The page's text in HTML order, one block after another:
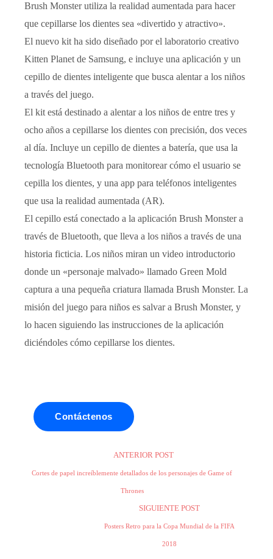
Brush Monster utiliza la realidad aumentada para hacer
que cepillarse los dientes sea «divertido y atractivo».
El nuevo kit ha sido diseñado por el laboratorio creativo
Kitten Planet de Samsung, e incluye una aplicación y un
cepillo de dientes inteligente que busca alentar a los niños
a través del juego.
El kit está destinado a alentar a los niños de entre tres y
ocho años a cepillarse los dientes con precisión, dos veces
al día. Incluye un cepillo de dientes a batería, que usa la
tecnología Bluetooth para monitorear cómo el usuario se
cepilla los dientes, y una app para teléfonos inteligentes
que usa la realidad aumentada (AR).
El cepillo está conectado a la aplicación Brush Monster a
través de Bluetooth, que lleva a los niños a través de una
historia ficticia. Los niños miran un video introductorio
donde un «personaje malvado» llamado Green Mold
captura a una pequeña criatura llamada Brush Monster. La
misión del juego para niños es salvar a Brush Monster, y
lo hacen siguiendo las instrucciones de la aplicación
diciéndoles cómo cepillarse los dientes.
Contáctenos
ANTERIOR POST
Cortes de papel increíblemente detallados de los personajes de Game of
Thrones
SIGUIENTE POST
Posters Retro para la Copa Mundial de la FIFA
2018